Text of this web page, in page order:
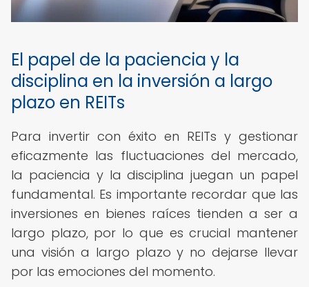
El papel de la paciencia y la
disciplina en la inversión a largo
plazo en REITs
Para invertir con éxito en REITs y gestionar
eficazmente las fluctuaciones del mercado,
la paciencia y la disciplina juegan un papel
fundamental. Es importante recordar que las
inversiones en bienes raíces tienden a ser a
largo plazo, por lo que es crucial mantener
una visión a largo plazo y no dejarse llevar
por las emociones del momento.